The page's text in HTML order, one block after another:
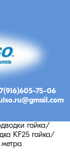
75-06
гайка/
KF25 гайка/